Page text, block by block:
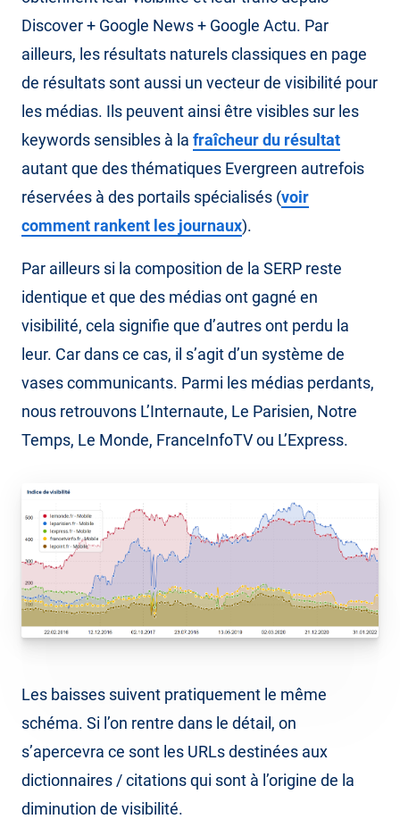
Discover + Google News + Google Actu. Par
ailleurs, les résultats naturels classiques en page
de résultats sont aussi un vecteur de visibilité pour
les médias. Ils peuvent ainsi être visibles sur les
keywords sensibles à la fraîcheur du résultat
autant que des thématiques Evergreen autrefois
réservées à des portails spécialisés (voir
comment rankent les journaux).
Par ailleurs si la composition de la SERP reste
identique et que des médias ont gagné en
visibilité, cela signifie que d’autres ont perdu la
leur. Car dans ce cas, il s’agit d’un système de
vases communicants. Parmi les médias perdants,
nous retrouvons L’Internaute, Le Parisien, Notre
Temps, Le Monde, FranceInfoTV ou L’Express.
Les baisses suivent pratiquement le même
schéma. Si l’on rentre dans le détail, on
s’apercevra ce sont les URLs destinées aux
dictionnaires / citations qui sont à l’origine de la
diminution de visibilité.